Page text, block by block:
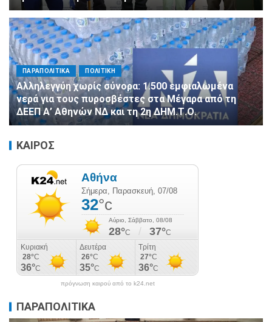
ΠΑΡΑΠΟΛΙΤΙΚΑ ΠΟΛΙΤΙΚΗ
Αλληλεγγύη χωρίς σύνορα: 1.500 εμφιαλωμένα
νερά για τους πυροσβέστες στα Μέγαρα από τη
ΔΕΕΠ Α’ Αθηνών ΝΔ και τη 2η ΔΗΜ.Τ.Ο.
ΚΑΙΡΟΣ
πρόγνωση καιρού από το k24.net
ΠΑΡΑΠΟΛΙΤΙΚΑ